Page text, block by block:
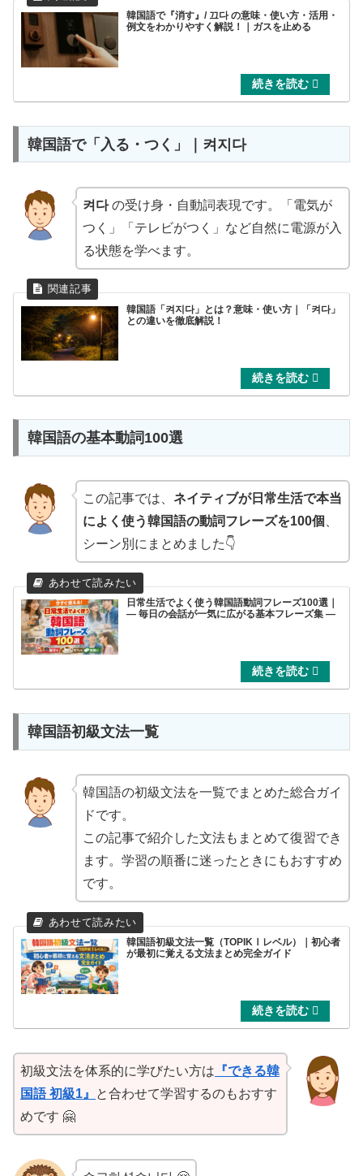
韓国語で『消す』/ 끄다 の意味・使い方・活用・
例文をわかりやすく解説！｜ガスを止める
韓国語で「入る・つく」｜켜지다
켜다の受け身・自動詞表現です。「電気が
つく」「テレビがつく」など自然に電源が入
る状態を学べます。
韓国語「켜지다」とは？意味・使い方｜「켜다」
との違いを徹底解説！
韓国語の基本動詞100選
この記事では、 ネイティブが日常生活で本当
によく使う韓国語の動詞フレーズを100個
シーン別にまとめました👇
日常生活でよく使う韓国語動詞フレーズ100選｜
― 毎日の会話が一気に広がる基本フレーズ集 ―
韓国語初級文法一覧
韓国語の初級文法を一覧でまとめた総合ガイ
ドです。
この記事で紹介した文法もまとめて復習でき
ます。学習の順番に迷ったときにもおすすめ
です。
韓国語初級文法一覧（TOPIKⅠレベル）｜初心者
が最初に覚える文法まとめ完全ガイド
初級文法を体系的に学びたい方は 『できる韓
国語 初級1』
と合わせて学習するのもおすす
めです 🤗